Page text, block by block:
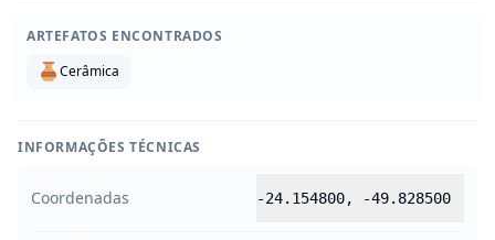
ARTEFATOS ENCONTRADOS
Cerâmica
INFORMAÇÕES TÉCNICAS
Coordenadas -24.154800, -49.828500